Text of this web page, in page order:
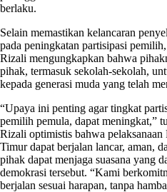
berlaku.
Selain memastikan kelancaran
pada peningkatan partisipasi
Rizali mengungkapkan bahwa
pihak, termasuk sekolah-sekolah,
kepada generasi muda yang telah
“Upaya ini penting agar tingkat
pemilih pemula, dapat meningkat,”
Rizali optimistis bahwa
Timur dapat berjalan lancar, aman,
pihak dapat menjaga suasana yang
demokrasi tersebut. “Kami
berjalan sesuai harapan, tanpa